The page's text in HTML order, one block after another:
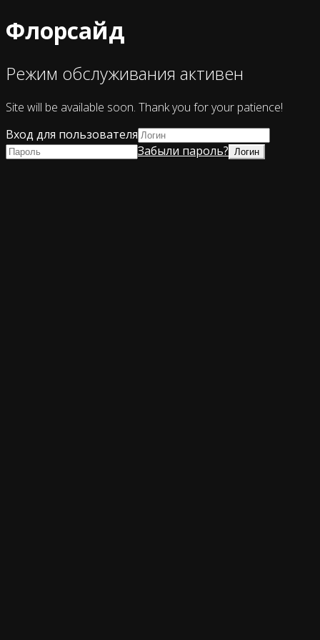
Флорсайд
Режим обслуживания активен
Site will be available soon. Thank you for your patience!
Вход для пользователя
Забыли пароль?